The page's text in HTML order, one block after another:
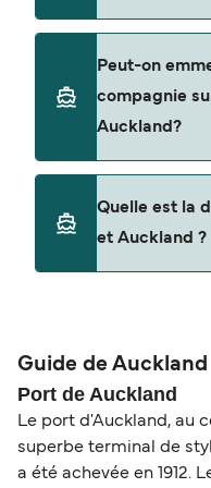
Sealink NZ
Peut-on
compagnie
Auckland?
bord du ferry. Vous
Vous pouvez
Quelle est la
et Auckland ?
Guide de Auckland
Port de Auckland
Le port d'Auckland, au
superbe terminal de
a été achevée en 1912.